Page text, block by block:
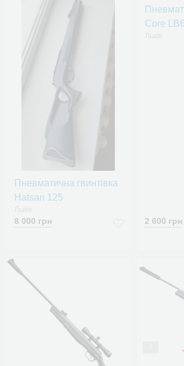
Пневматична гвинтівка
Hatsan 125
8 000 грн
Сore
2 600 грн